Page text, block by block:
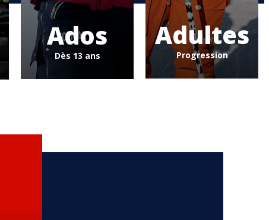
Ados
Dès 13 ans
Adultes
Progression